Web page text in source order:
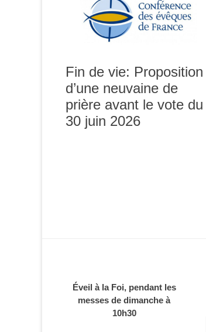
Fin de vie: Proposition
d’une neuvaine de
prière avant le vote du
30 juin 2026
Éveil à la Foi, pendant les
messes de dimanche à
10h30